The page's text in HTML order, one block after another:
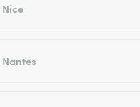
Nice
Nantes